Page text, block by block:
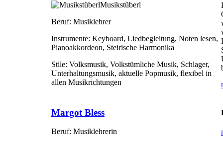
Musikstüberl
Beruf: Musiklehrer
Instrumente: Keyboard, Liedbegleitung, Noten lesen,
Pianoakkordeon, Steirische Harmonika
Stile: Volksmusik, Volkstümliche Musik, Schlager,
Unterhaltungsmusik, aktuelle Popmusik, flexibel in
allen Musikrichtungen
Margot Bless
Beruf: Musiklehrerin